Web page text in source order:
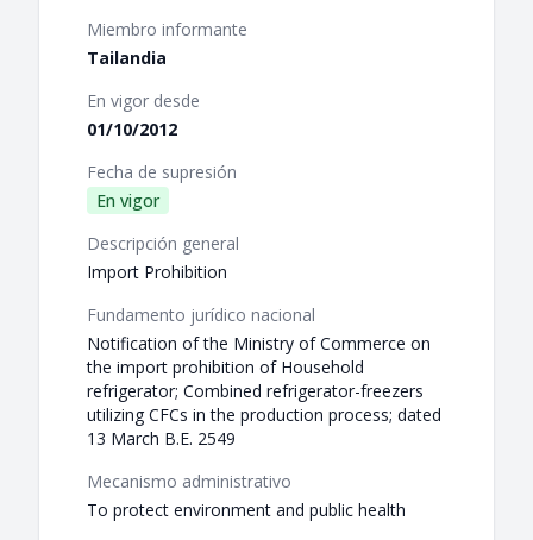
Miembro informante
Tailandia
En vigor desde
01/10/2012
Fecha de supresión
En vigor
Descripción general
Import Prohibition
Fundamento jurídico nacional
Notification of the Ministry of Commerce on
the import prohibition of Household
refrigerator; Combined refrigerator-freezers
utilizing CFCs in the production process; dated
13 March B.E. 2549
Mecanismo administrativo
To protect environment and public health